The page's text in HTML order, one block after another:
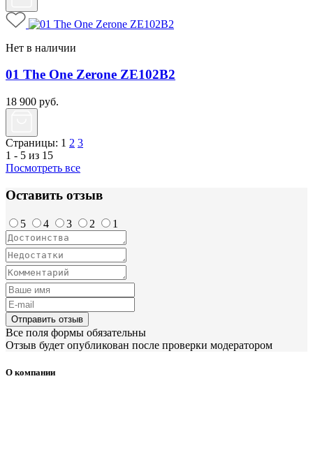
Нет в наличии
01 The One Zerone ZE102B2
18 900 руб.
Страницы: 1 2 3
1 - 5 из 15
Посмотреть все
Оставить отзыв
5 4 3 2 1
Отправить отзыв
Все поля формы обязательны
Отзыв будет опубликован после проверки модератором
О компании